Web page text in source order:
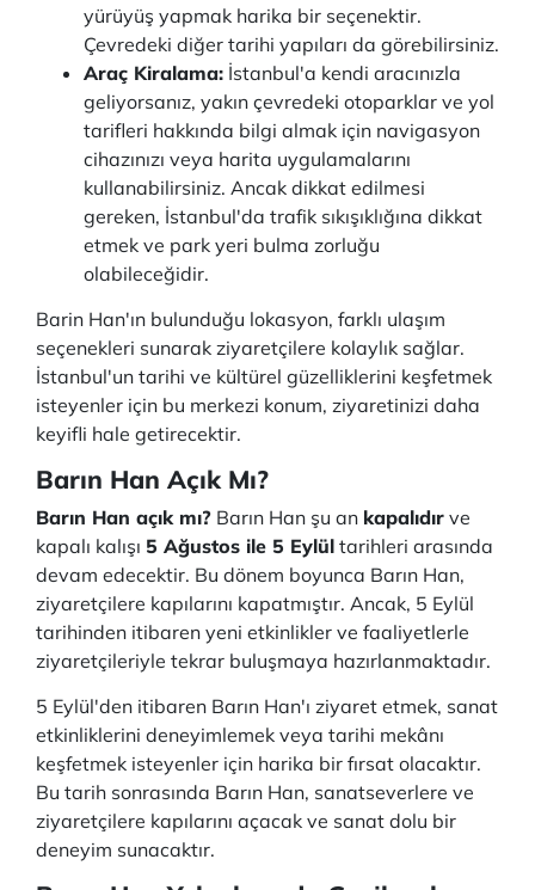
yürüyüş yapmak harika bir seçenektir.
Çevredeki diğer tarihi yapıları da görebilirsiniz.
Araç Kiralama: İstanbul'a kendi aracınızla
geliyorsanız, yakın çevredeki otoparklar ve yol
tarifleri hakkında bilgi almak için navigasyon
cihazınızı veya harita uygulamalarını
kullanabilirsiniz. Ancak dikkat edilmesi
gereken, İstanbul'da trafik sıkışıklığına dikkat
etmek ve park yeri bulma zorluğu
olabileceğidir.
Barin Han'ın bulunduğu lokasyon, farklı ulaşım
seçenekleri sunarak ziyaretçilere kolaylık sağlar.
İstanbul'un tarihi ve kültürel güzelliklerini keşfetmek
isteyenler için bu merkezi konum, ziyaretinizi daha
keyifli hale getirecektir.
Barın Han Açık Mı?
Barın Han açık mı? Barın Han şu an kapalıdır ve
kapalı kalışı 5 Ağustos ile 5 Eylül tarihleri arasında
devam edecektir. Bu dönem boyunca Barın Han,
ziyaretçilere kapılarını kapatmıştır. Ancak, 5 Eylül
tarihinden itibaren yeni etkinlikler ve faaliyetlerle
ziyaretçileriyle tekrar buluşmaya hazırlanmaktadır.
5 Eylül'den itibaren Barın Han'ı ziyaret etmek, sanat
etkinliklerini deneyimlemek veya tarihi mekânı
keşfetmek isteyenler için harika bir fırsat olacaktır.
Bu tarih sonrasında Barın Han, sanatseverlere ve
ziyaretçilere kapılarını açacak ve sanat dolu bir
deneyim sunacaktır.